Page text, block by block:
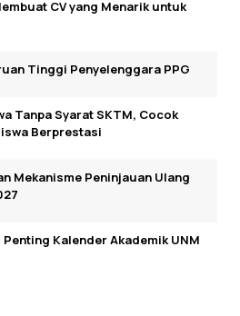
CV yang Menarik untuk
Tinggi Penyelenggara PPG
Tanpa Syarat SKTM, Cocok
Berprestasi
Mekanisme Peninjauan Ulang
Kalender Akademik UNM